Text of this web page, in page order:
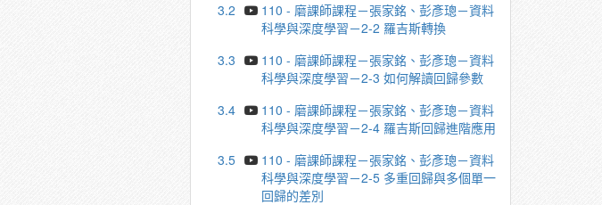
3.2
110 - 磨課師課程－張家銘、彭彥璁－資料
科學與深度學習－2-2 羅吉斯轉換
3.3
110 - 磨課師課程－張家銘、彭彥璁－資料
科學與深度學習－2-3 如何解讀回歸參數
3.4
110 - 磨課師課程－張家銘、彭彥璁－資料
科學與深度學習－2-4 羅吉斯回歸進階應用
3.5
110 - 磨課師課程－張家銘、彭彥璁－資料
科學與深度學習－2-5 多重回歸與多個單一
回歸的差別